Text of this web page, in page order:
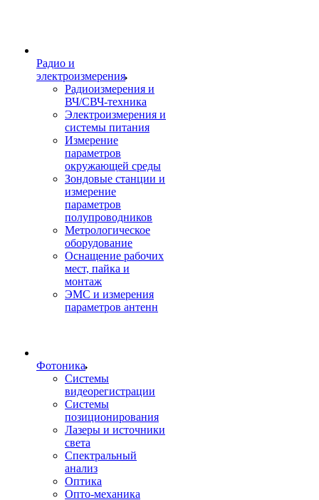
Радио и
электроизмерения
Радиоизмерения и
ВЧ/СВЧ-техника
Электроизмерения и
системы питания
Измерение
параметров
окружающей среды
Зондовые станции и
измерение
параметров
полупроводников
Метрологическое
оборудование
Оснащение рабочих
мест, пайка и
монтаж
ЭМС и измерения
параметров антенн
Фотоника
Cистемы
видеорегистрации
Системы
позиционирования
Лазеры и источники
света
Спектральный
анализ
Оптика
Опто-механика